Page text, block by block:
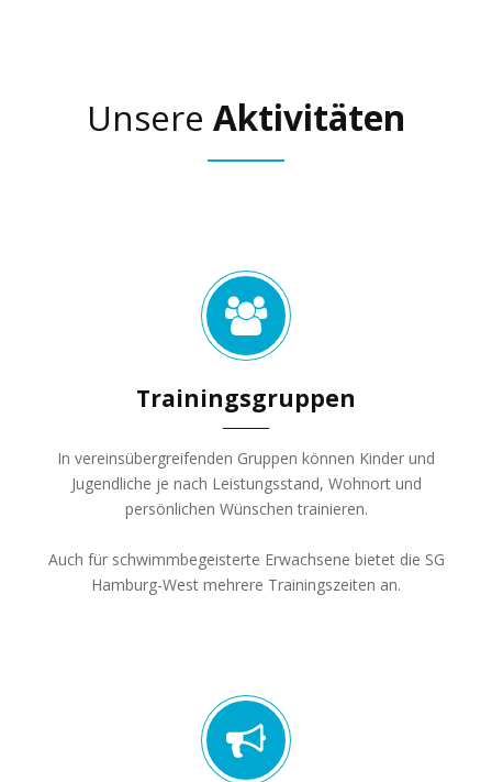
Unsere Aktivitäten
Trainingsgruppen
In vereinsübergreifenden Gruppen können Kinder und
Jugendliche je nach Leistungsstand, Wohnort und
persönlichen Wünschen trainieren.
Auch für schwimmbegeisterte Erwachsene bietet die SG
Hamburg-West mehrere Trainingszeiten an.